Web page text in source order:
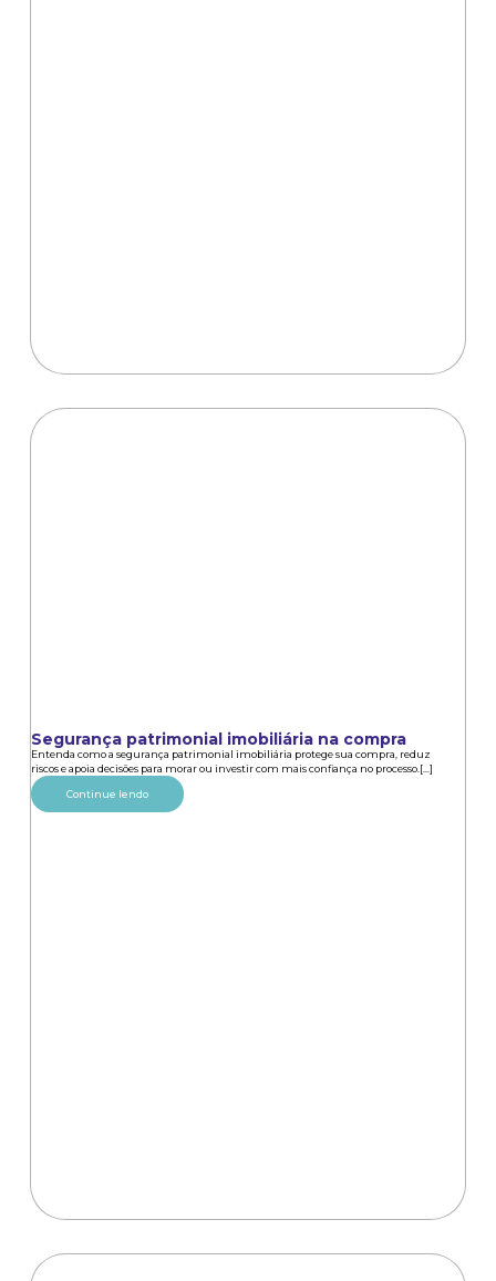
Segurança patrimonial imobiliária na compra
Entenda como a segurança patrimonial imobiliária protege sua compra, reduz
riscos e apoia decisões para morar ou investir com mais confiança no processo.[...]
Continue lendo